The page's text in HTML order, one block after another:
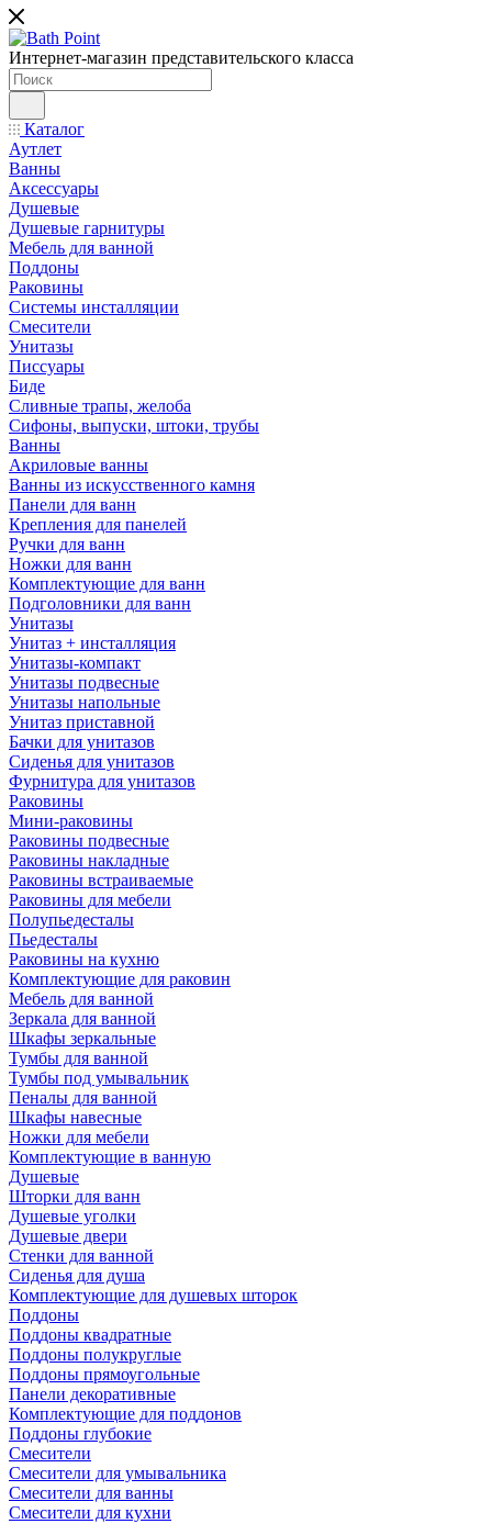
Интернет-магазин представительского класса
Каталог
Аутлет
Ванны
Аксессуары
Душевые
Душевые гарнитуры
Мебель для ванной
Поддоны
Раковины
Системы инсталляции
Смесители
Унитазы
Писсуары
Биде
Сливные трапы, желоба
Сифоны, выпуски, штоки, трубы
Ванны
Акриловые ванны
Ванны из искусственного камня
Панели для ванн
Крепления для панелей
Ручки для ванн
Ножки для ванн
Комплектующие для ванн
Подголовники для ванн
Унитазы
Унитаз + инсталляция
Унитазы-компакт
Унитазы подвесные
Унитазы напольные
Унитаз приставной
Бачки для унитазов
Сиденья для унитазов
Фурнитура для унитазов
Раковины
Мини-раковины
Раковины подвесные
Раковины накладные
Раковины встраиваемые
Раковины для мебели
Полупьедесталы
Пьедесталы
Раковины на кухню
Комплектующие для раковин
Мебель для ванной
Зеркала для ванной
Шкафы зеркальные
Тумбы для ванной
Тумбы под умывальник
Пеналы для ванной
Шкафы навесные
Ножки для мебели
Комплектующие в ванную
Душевые
Шторки для ванн
Душевые уголки
Душевые двери
Стенки для ванной
Сиденья для душа
Комплектующие для душевых шторок
Поддоны
Поддоны квадратные
Поддоны полукруглые
Поддоны прямоугольные
Панели декоративные
Комплектующие для поддонов
Поддоны глубокие
Смесители
Смесители для умывальника
Смесители для ванны
Смесители для кухни